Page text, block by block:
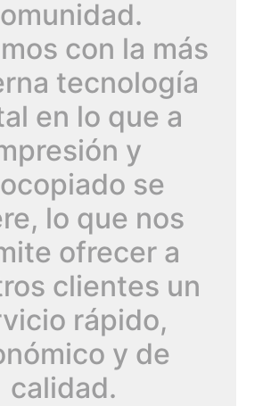
con la más
tecnología
en lo que a
y
se
lo que nos
ofrecer a
clientes un
rápido,
y de
calidad.